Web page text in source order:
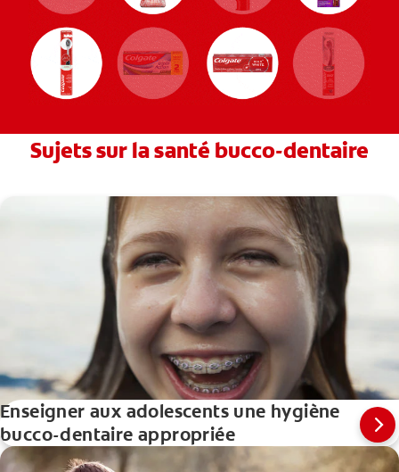
Sujets sur la santé bucco-dentaire
Enseigner aux adolescents une hygiène
bucco-dentaire appropriée